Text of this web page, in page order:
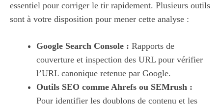
essentiel pour corriger le tir rapidement. Plusieurs outils
sont à votre disposition pour mener cette analyse :
Google Search Console : Rapports de
couverture et inspection des URL pour vérifier
l’URL canonique retenue par Google.
Outils SEO comme Ahrefs ou SEMrush :
Pour identifier les doublons de contenu et les